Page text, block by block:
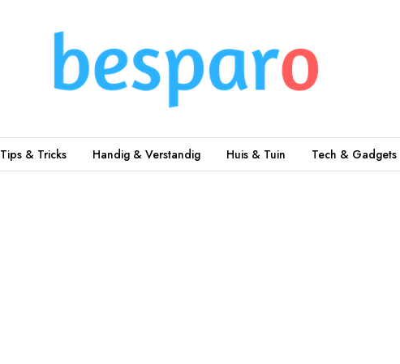
Tips & Tricks Handig & Verstandig Huis & Tuin Tech & Gadgets